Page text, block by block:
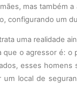
mas também
configurando um
uma realidade
o agressor é: o
esses
local de